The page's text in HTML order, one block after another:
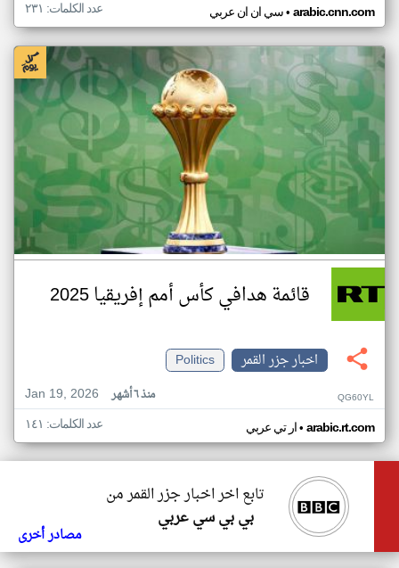
سي ان ان عربي• arabic.cnn.com عدد الكلمات: ٢٣١
قائمة هدافي كأس أمم إفريقيا 2025
اخبار جزر القمر
Politics
Jan 19, 2026
منذ ٦ أشهر QG60YL
ار تي عربي• arabic.rt.com عدد الكلمات: ١٤١
تابع اخر اخبار جزر القمر من
بي بي سي عربي
مصادر أخرى